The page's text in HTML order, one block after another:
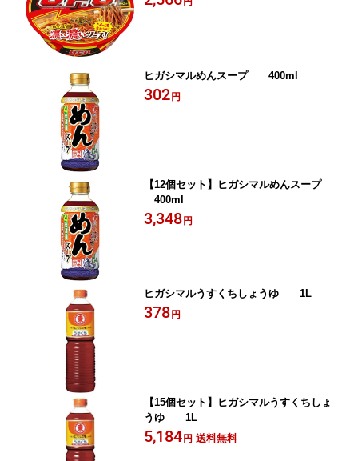
ヒガシマルめんスープ 400ml
302 円
【12個セット】ヒガシマルめんスープ
400ml
3,348 円
ヒガシマルうすくちしょうゆ 1L
378 円
【15個セット】ヒガシマルうすくちしょ
うゆ 1L
5,184 円 送料無料